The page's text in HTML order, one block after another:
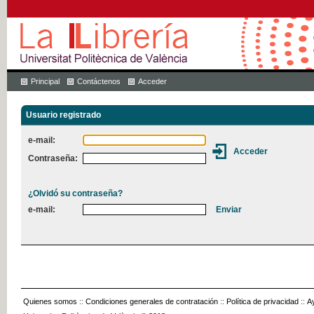
Principal Contáctenos Acceder
Usuario registrado
e-mail:
Contraseña:
¿Olvidó su contraseña?
e-mail:
Quienes somos :: Condiciones generales de contratación :: Política de privacidad ::